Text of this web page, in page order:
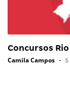
Concursos
Camila Campos • 5